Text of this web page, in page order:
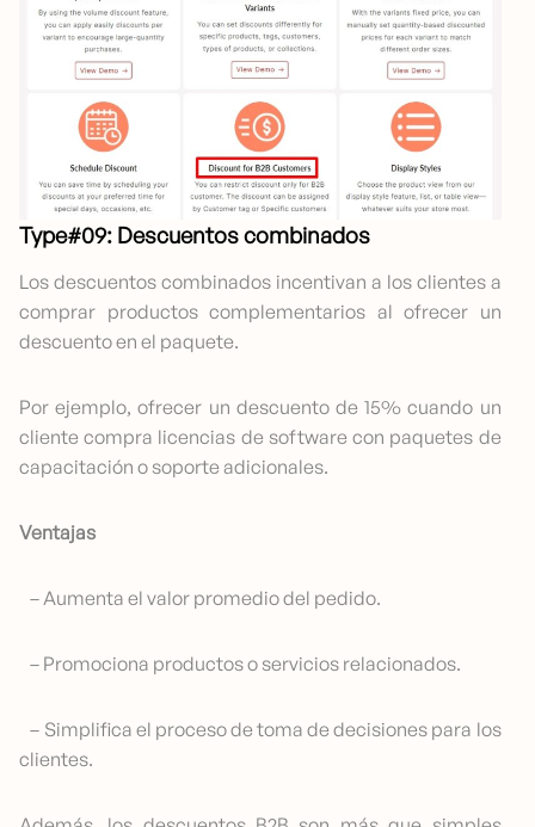
Type#09: Descuentos combinados
Los descuentos combinados incentivan a los clientes a
comprar productos complementarios al ofrecer un
descuento en el paquete.
Por ejemplo, ofrecer un descuento de 15% cuando un
cliente compra licencias de software con paquetes de
capacitación o soporte adicionales.
Ventajas
– Aumenta el valor promedio del pedido.
– Promociona productos o servicios relacionados.
– Simplifica el proceso de toma de decisiones para los
clientes.